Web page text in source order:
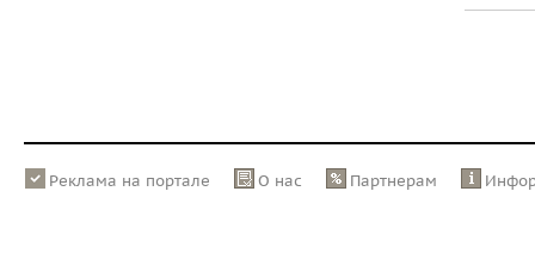
Реклама на портале О нас Партнерам